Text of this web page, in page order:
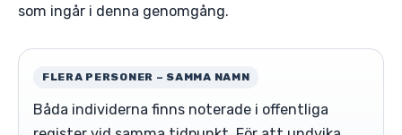
som ingår i denna genomgång.
FLERA PERSONER – SAMMA NAMN
Båda individerna finns noterade i offentliga